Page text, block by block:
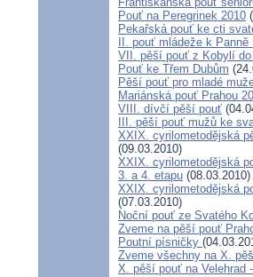
Pouť na Peregrinek 2010
Pekařská pouť ke cti
II. pouť mládeže k
VII. pěší pouť z Kobylí
Pouť ke Třem Dubům
Pěší pouť pro mladé
Mariánská pouť Prahou
VIII. dívčí pěší pouť
III. pěší pouť mužů ke
XXIX. cyrilometodějská
(09.03.2010)
XXIX. cyrilometodějská
3. a 4. etapu (08.03.2010)
XXIX. cyrilometodějská
(07.03.2010)
Noční pouť ze Svatého
Zveme na pěší pouť
Poutní písničky
Zveme všechny na X.
X. pěší pouť na Velehrad